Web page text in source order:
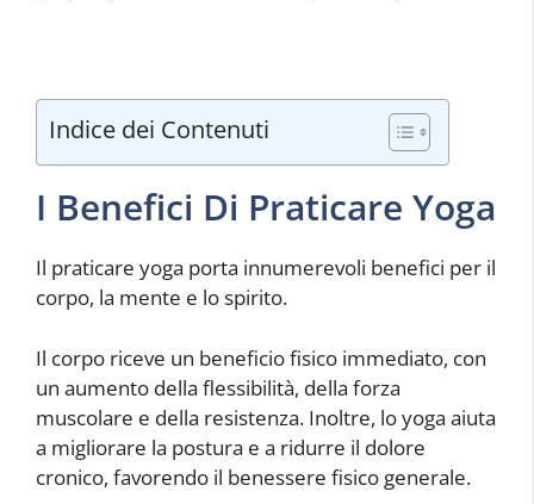
Indice dei Contenuti
I Benefici Di Praticare Yoga
Il praticare yoga porta innumerevoli benefici per il
corpo, la mente e lo spirito.
Il corpo riceve un beneficio fisico immediato, con
un aumento della flessibilità, della forza
muscolare e della resistenza. Inoltre, lo yoga aiuta
a migliorare la postura e a ridurre il dolore
cronico, favorendo il benessere fisico generale.